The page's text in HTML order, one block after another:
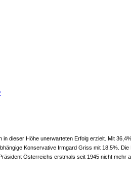
dieser Höhe unerwarteten Erfolg erzielt. Mit
Konservative Irmgard Griss mit 18,5%.
Österreichs erstmals seit 1945 nicht mehr